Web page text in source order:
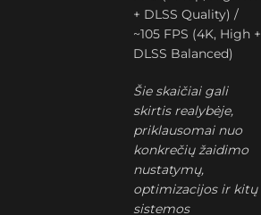
+ DLSS Quality) /
~105 FPS (4K, High +
DLSS Balanced)
Šie skaičiai gali
skirtis realybėje,
priklausomai nuo
konkrečių žaidimo
nustatymų,
optimizacijos ir kitų
sistemos